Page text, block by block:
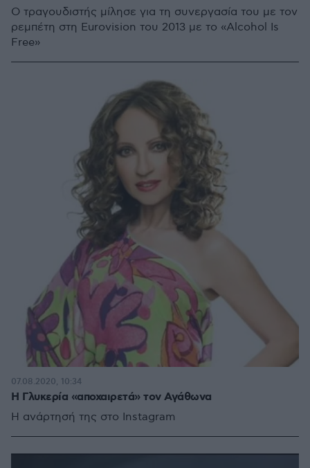
Ο τραγουδιστής μίλησε για τη συνεργασία του με τον
ρεμπέτη στη Eurovision του 2013 με το «Alcohol Is
Free»
Η Γλυκερία «αποχαιρετά» τον Αγάθωνα
Η ανάρτησή της στο Instagram
07.08.2020, 10:34